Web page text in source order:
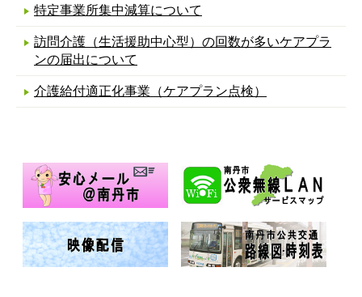
特定事業所集中減算について
訪問介護（生活援助中心型）の回数が多いケアプラ
ンの届出について
介護給付適正化事業（ケアプラン点検）